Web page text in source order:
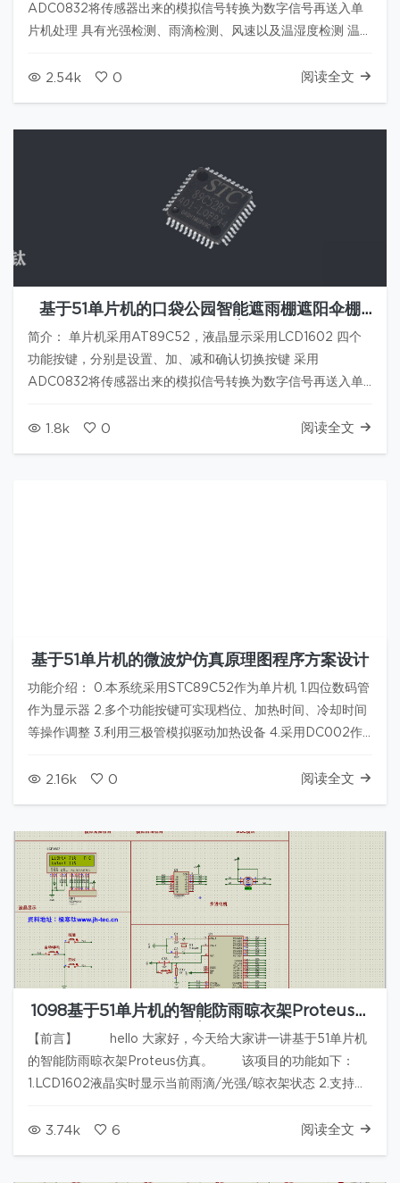
ADC0832将传感器出来的模拟信号转换为数字信号再送入单
片机处理 具有光强检测、雨滴检测、风速以及温湿度检测 温湿
https://pan.baidu.com/s/1RRfw7u14WKo…
2.54k 0 阅读全文
基于51单片机的口袋公园智能遮雨棚遮阳伞棚
proteus仿真
简介： 单片机采用AT89C52，液晶显示采用LCD1602 四个
功能按键，分别是设置、加、减和确认切换按键 采用
ADC0832将传感器出来的模拟信号转换为数字信号再送入单
器采用的是DHT11 采用步进电机模拟棚的运动过程，驱动芯片
1.8k 0 阅读全文
基于51单片机的微波炉仿真原理图程序方案设计
功能介绍： 0.本系统采用STC89C52作为单片机 1.四位数码管
作为显示器 2.多个功能按键可实现档位、加热时间、冷却时间
等操作调整 3.利用三极管模拟驱动加热设备 4.采用DC002作
接：https://pan.baidu.com/s…
2.16k 0 阅读全文
1098基于51单片机的智能防雨晾衣架Proteus仿
真
【前言】 hello 大家好，今天给大家讲一讲基于51单片机
的智能防雨晾衣架Proteus仿真。 该项目的功能如下：
1.LCD1602液晶实时显示当前雨滴/光强/晾衣架状态 2.支持手
时，晾衣…
3.74k 6 阅读全文